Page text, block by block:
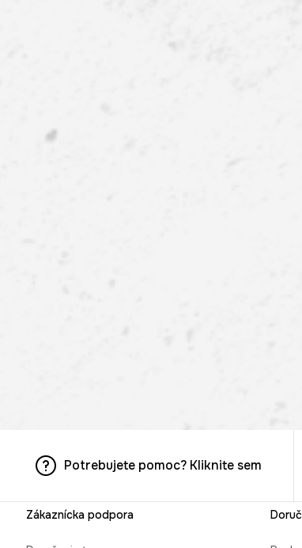
Potrebujete pomoc? Kliknite sem
Zákaznícka podpora